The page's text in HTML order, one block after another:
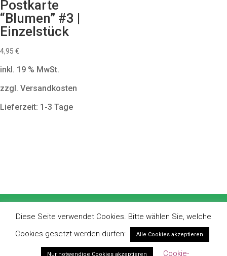
Postkarte
“Blumen” #3 |
Einzelstück
4,95 €
inkl. 19 % MwSt.
zzgl. Versandkosten
Lieferzeit: 1-3 Tage
Newsletter
Kontraindikationen
Diese Seite verwendet Cookies. Bitte wählen Sie, welche
Cookies gesetzt werden dürfen:
Alle Cookies akzeptieren
Nur notwendige Cookies akzeptieren Cookie-